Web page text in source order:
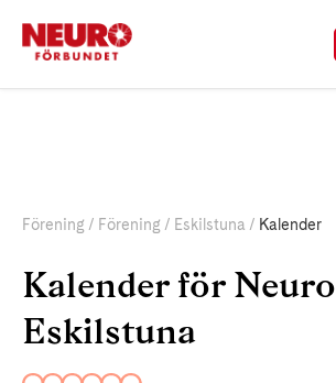
Förening Förening Eskilstuna Kalender
Kalender för Neuro
Eskilstuna